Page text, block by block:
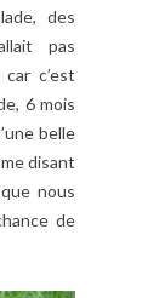
des
pas
c’est
6 mois
belle
disant
nous
de